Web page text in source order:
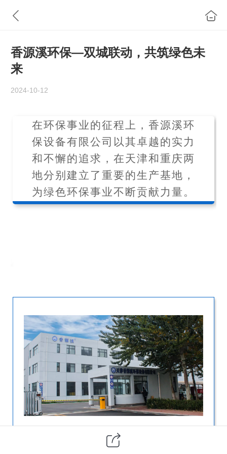
香源溪环保—双城联动，共筑绿色未
来
2024-10-12
在环保事业的征程上，香源溪环
保设备有限公司以其卓越的实力
和不懈的追求，在天津和重庆两
地分别建立了重要的生产基地，
为绿色环保事业不断贡献力量。
天津香源溪环保设备有限公司坐落于